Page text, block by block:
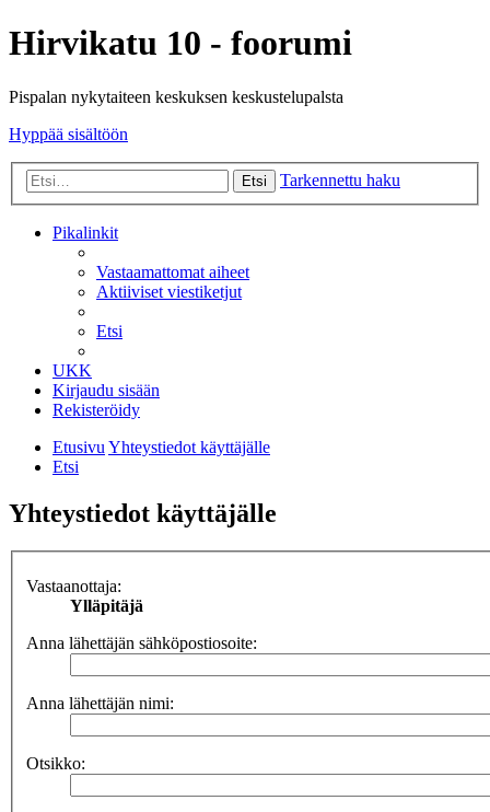
Hirvikatu 10 - foorumi
Pispalan nykytaiteen keskuksen keskustelupalsta
Hyppää sisältöön
Etsi Tarkennettu haku
Pikalinkit
Vastaamattomat aiheet
Aktiiviset viestiketjut
Etsi
UKK
Kirjaudu sisään
Rekisteröidy
EtusivuYhteystiedot käyttäjälle
Etsi
Yhteystiedot käyttäjälle
Vastaanottaja:
Ylläpitäjä
Anna lähettäjän sähköpostiosoite:
Anna lähettäjän nimi:
Otsikko: